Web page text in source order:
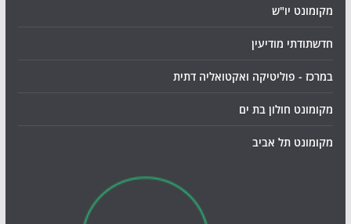
מקומונט יו"ש
חדשתודתי מודיעין
במרכז - פוליטיקה ואקטואליה דתית
מקומונט חולון בת ים
מקומונט תל אביב